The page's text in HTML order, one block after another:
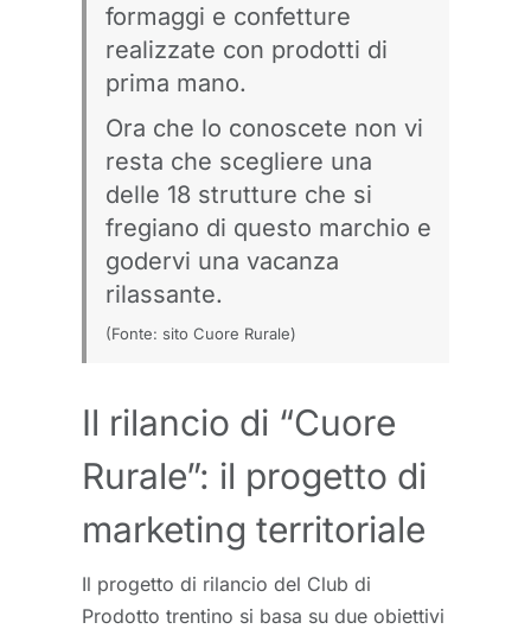
formaggi e confetture
realizzate con prodotti di
prima mano.
Ora che lo conoscete non vi
resta che scegliere una
delle 18 strutture che si
fregiano di questo marchio e
godervi una vacanza
rilassante.
(Fonte: sito Cuore Rurale)
Il rilancio di “Cuore
Rurale”: il progetto di
marketing territoriale
Il progetto di rilancio del Club di
Prodotto trentino si basa su due obiettivi